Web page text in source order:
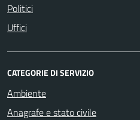
Politici
Uffici
CATEGORIE DI SERVIZIO
Ambiente
Anagrafe e stato civile